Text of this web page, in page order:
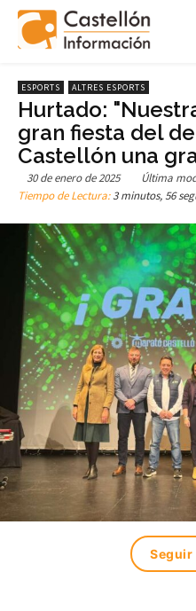
ESPORTS ALTRES ESPORTS
Hurtado:
gran fiesta del
Castellón una
30 de enero de 2025 Última
Tiempo de Lectura:3 minutos, 56
Seguir